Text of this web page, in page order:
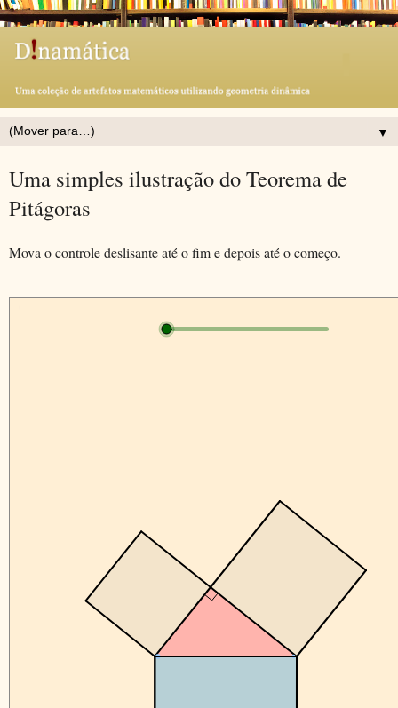
▼
Uma simples ilustração do Teorema de
Pitágoras
Mova o controle deslisante até o fim e depois até o começo.